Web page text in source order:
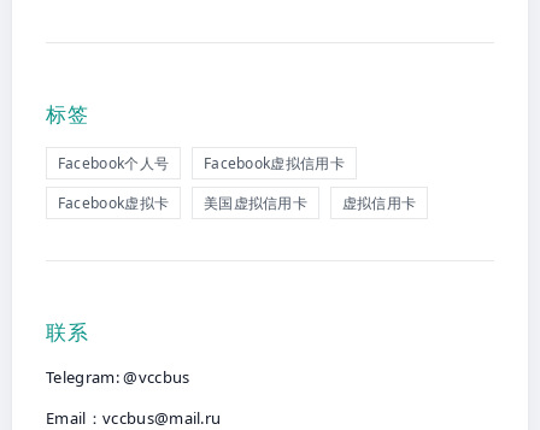
标签
Facebook个人号
Facebook虚拟信用卡
Facebook虚拟卡
美国虚拟信用卡 虚拟信用卡
联系
Telegram: @vccbus
Email： vccbus@mail.ru